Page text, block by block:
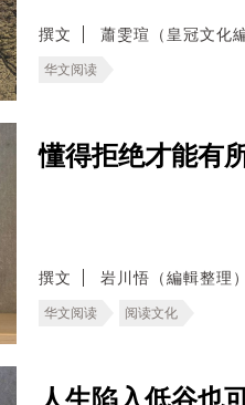
撰文 蕭雯瑄（皇冠文化
华文阅读
懂得拒绝才能有
撰文 岩川悟（編輯整理
华文阅读 阅读文化